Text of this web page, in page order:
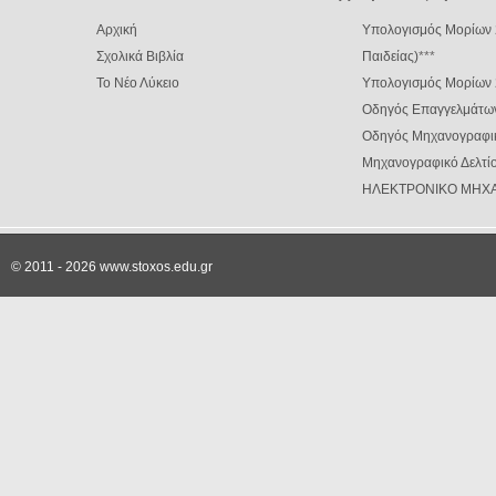
Αρχική
Σχολικά Βιβλία
Το Νέο Λύκειο
Υπολογισμός Μορίων
Παιδείας)***
Υπολογισμός
Οδηγός
Οδηγός
Μηχανογραφικό
ΗΛΕΚΤΡΟΝΙΚΟ
© 2011 - 2026 www.stoxos.edu.gr